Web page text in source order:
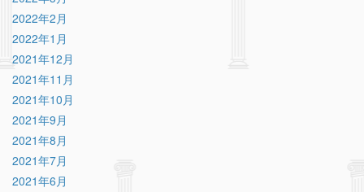
2022年2月
2022年1月
2021年12月
2021年11月
2021年10月
2021年9月
2021年8月
2021年7月
2021年6月